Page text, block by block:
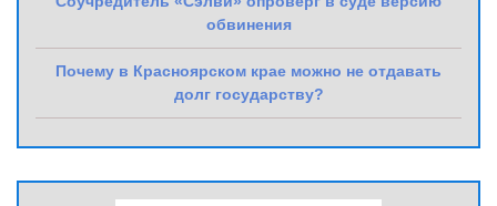
обвинения
Почему в Красноярском крае можно не отдавать
долг государству?